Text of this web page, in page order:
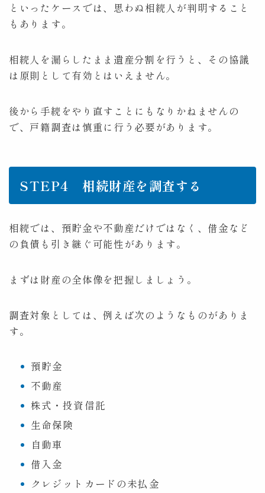
といったケースでは、思わぬ相続人が判明すること
もあります。
相続人を漏らしたまま遺産分割を行うと、その協議
は原則として有効とはいえません。
後から手続をやり直すことにもなりかねませんの
で、戸籍調査は慎重に行う必要があります。
STEP4 相続財産を調査する
相続では、預貯金や不動産だけではなく、借金など
の負債も引き継ぐ可能性があります。
まずは財産の全体像を把握しましょう。
調査対象としては、例えば次のようなものがありま
す。
預貯金
不動産
株式・投資信託
生命保険
自動車
借入金
クレジットカードの未払金